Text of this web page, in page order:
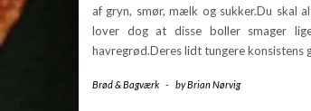
af gryn, smør, mælk og sukker.Du skal
lover dog at disse boller smager
havregrød.Deres lidt tungere konsistens
Brød & Bagværk - byBrian Nørvig